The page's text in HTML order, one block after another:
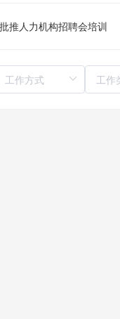
批推人力机构招聘会培训